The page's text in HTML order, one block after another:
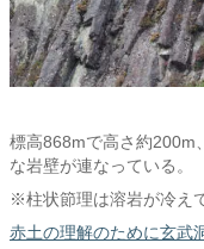
標高868mで高さ約200m
な岩壁が連なっている。
※柱状節理は溶岩が冷え
赤土の理解のために玄武